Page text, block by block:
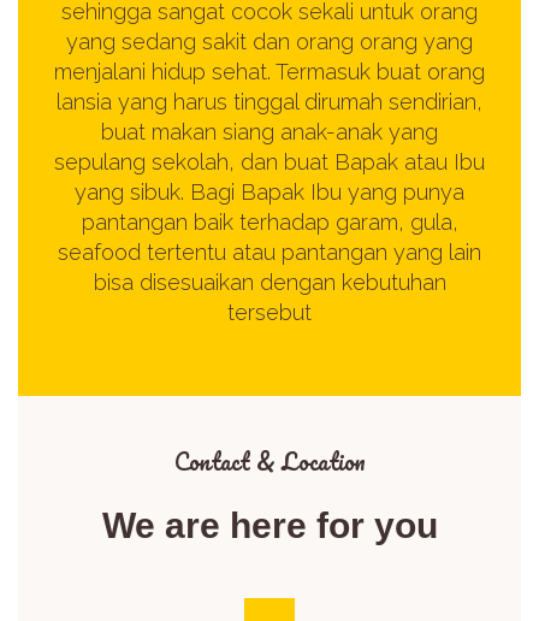
sehingga sangat cocok sekali untuk orang
yang sedang sakit dan orang orang yang
menjalani hidup sehat. Termasuk buat orang
lansia yang harus tinggal dirumah sendirian,
buat makan siang anak-anak yang
sepulang sekolah, dan buat Bapak atau Ibu
yang sibuk. Bagi Bapak Ibu yang punya
pantangan baik terhadap garam, gula,
seafood tertentu atau pantangan yang lain
bisa disesuaikan dengan kebutuhan
tersebut
Contact & Location​
We are here for you​